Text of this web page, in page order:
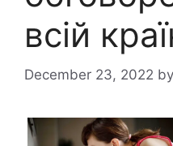
всій
December 23, 2022 by